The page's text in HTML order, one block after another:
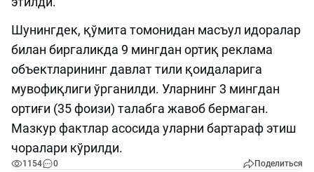
Шунингдек, қўмита томонидан масъул идоралар
билан биргаликда 9 мингдан ортиқ реклама
объектларининг давлат тили қоидаларига
мувофиқлиги ўрганилди. Уларнинг 3 мингдан
ортиғи (35 фоизи) талабга жавоб бермаган.
Мазкур фактлар асосида уларни бартараф этиш
чоралари кўрилди.
1154 0 Поделиться